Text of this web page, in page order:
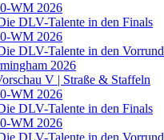
WM 2026
DLV-Talente in den Finals
WM 2026
DLV-Talente in den
2026
V | Straße & Staffeln
WM 2026
DLV-Talente in den Finals
WM 2026
DLV-Talente in den